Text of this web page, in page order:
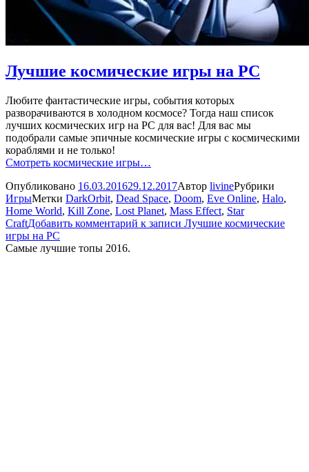
Лучшие космические игры на PC
Любите фантастические игры, события которых
разворачиваются в холодном космосе? Тогда наш список
лучших космических игр на PC для вас! Для вас мы
подобрали самые эпичные космические игры с космическими
кораблями и не только!
Смотреть космические игры…
Опубликовано 16.03.201629.12.2017Автор livineРубрики
ИгрыМетки DarkOrbit, Dead Space, Doom, Eve Online, Halo,
Home World, Kill Zone, Lost Planet, Mass Effect, Star
CraftДобавить комментарий к записи Лучшие космические
игры на PC
Самые лучшие топы 2016.